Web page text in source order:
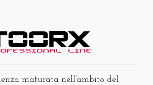
maturata nell’ambito del